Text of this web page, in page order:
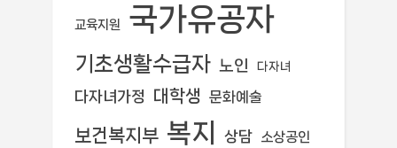
교육지원 국가유공자
기초생활수급자 노인 다자녀
다자녀가정 대학생 문화예술
보건복지부 복지 상담 소상공인